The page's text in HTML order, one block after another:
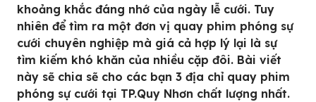
khoảng khắc đáng nhớ của ngày lễ cưới. Tuy
nhiên để tìm ra một đơn vị quay phim phóng sự
cưới chuyên nghiệp mà giá cả hợp lý lại là sự
tìm kiếm khó khăn của nhiều cặp đôi. Bài viết
này sẽ chia sẽ cho các bạn 3 địa chỉ quay phim
phóng sự cưới tại TP.Quy Nhơn chất lượng nhất.